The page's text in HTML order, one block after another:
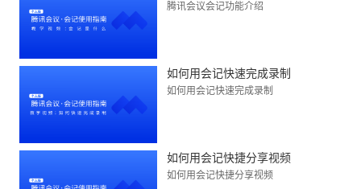
腾讯会议会记功能介绍
如何用会记快速完成录制
如何用会记快速完成录制
如何用会记快捷分享视频
如何用会记快捷分享视频